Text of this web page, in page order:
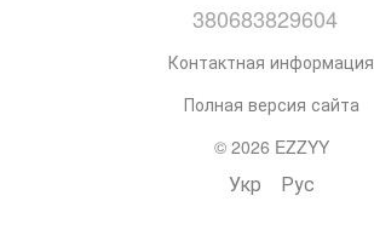
380683829604
Контактная информация
Полная версия сайта
© 2026 EZZYY
Укр Рус